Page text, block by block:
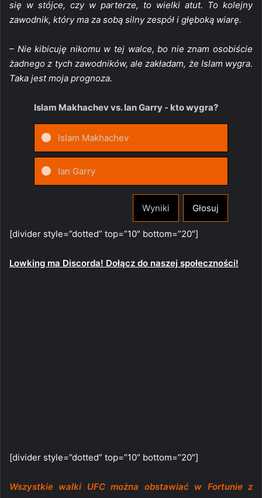
się w stójce, czy w parterze, to wielki atut. To kolejny
zawodnik, który ma za sobą silny zespół i głęboką wiarę.
– Nie kibicuję nikomu w tej walce, bo nie znam osobiście
żadnego z tych zawodników, ale zakładam, że Islam wygra.
Taka jest moja prognoza.
Islam Makhachev vs. Ian Garry - kto wygra?
Islam Makhachev
Ian Garry
Wyniki Głosuj
[divider style=”dotted” top=”10″ bottom=”20″]
Lowking ma Discorda! Dołącz do naszej społeczności!
[divider style=”dotted” top=”10″ bottom=”20″]
Wszystkie walki UFC można obstawiać w Fortunie z